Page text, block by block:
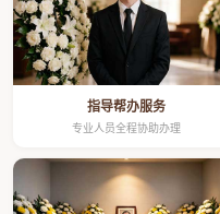
指导帮办服务
专业人员全程协助办理